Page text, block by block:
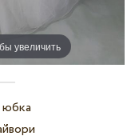
увеличить